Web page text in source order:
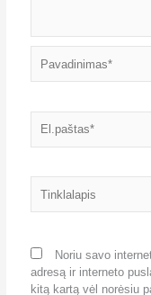
Noriu savo
adresą ir interneto
kitą kartą vėl norėsiu